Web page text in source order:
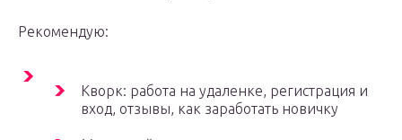
Рекомендую:
Кворк: работа на удаленке, регистрация и
вход, отзывы, как заработать новичку